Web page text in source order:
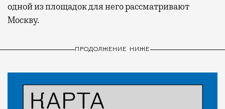
одной из площадок для него рассматривают
Москву.
ПРОДОЛЖЕНИЕ НИЖЕ